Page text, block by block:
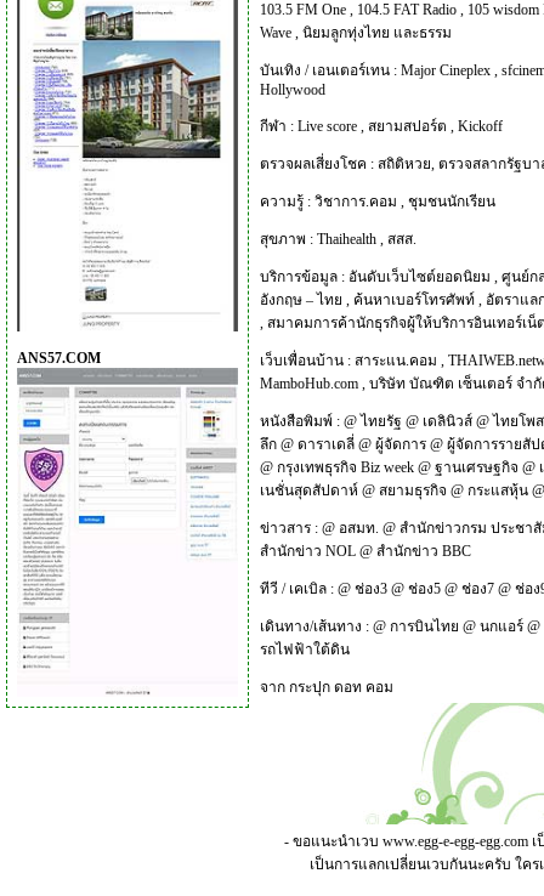
ANS57.COM
103.5 FM One , 104.5 FAT Radio , 105 wisdom
Wave , นิยมลูกทุ่งไทย และธรรม
บันเทิง / เอนเตอร์เทน : Major Cineplex ,
Hollywood
กีฬา : Live score , สยามสปอร์ต , Kickoff
ตรวจผลเสี่ยงโชค : สถิติหวย, ตรวจสลากรัฐบา
ความรู้ : วิชาการ.คอม , ชุมชนนักเรียน
สุขภาพ : Thaihealth , สสส.
บริการข้อมูล : อันดับเว็บไซต์ยอดนิยม , ศูนย์ก
อังกฤษ – ไทย , ค้นหาเบอร์โทรศัพท์ , อัตราแล
, สมาคมการค้านักธุรกิจผู้ให้บริการอินเทอร์เน็
เว็บเพื่อนบ้าน : สาระแน.คอม ,
MamboHub.com , บริษัท บัณฑิต เซ็นเตอร์ จำ
หนังสือพิมพ์ : @ ไทยรัฐ @ เดลินิวส์ @ ไทยโพ
ลึก @ ดาราเดลี่ @ ผู้จัดการ @ ผู้จัดการรายสั
@ กรุงเทพธุรกิจ Biz week @ ฐานเศรษฐกิจ @
เนชั่นสุดสัปดาห์ @ สยามธุรกิจ @ กระแสหุ้น
ข่าวสาร : @ อสมท. @ สำนักข่าวกรม ประชา
สำนักข่าว NOL @ สำนักข่าว BBC
ทีวี / เคเบิล : @ ช่อง3 @ ช่อง5 @ ช่อง7 @ ช่อง
เดินทาง/เส้นทาง : @ การบินไทย @ นกแอร์ @
รถไฟฟ้าใต้ดิน
จาก กระปุก ดอท คอม
- ขอแนะนำเวบ www.egg-e-egg-egg.comเ
เป็นการแลกเปลี่ยนเวบกันนะครับ ใค